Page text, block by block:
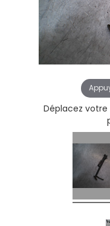
Déplacez votre